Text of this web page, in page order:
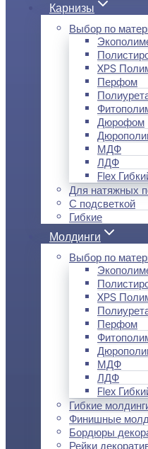
Карнизы
Выбор по
XPS
Перфом
Дюрофом
МДФ
ЛДФ
Flex
Для натяжных
С подсветкой
Гибкие
Молдинги
Выбор по
XPS
Перфом
МДФ
ЛДФ
Flex
Гибкие
Финишные
Бордюры
Рейки